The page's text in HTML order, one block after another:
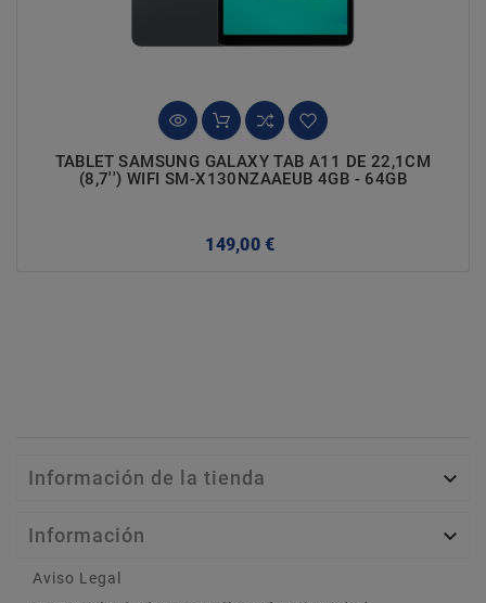
TABLET SAMSUNG GALAXY TAB A11 DE 22,1CM
(8,7'') WIFI SM-X130NZAAEUB 4GB - 64GB
149,00 €
Información de la tienda 
Información 
Aviso Legal